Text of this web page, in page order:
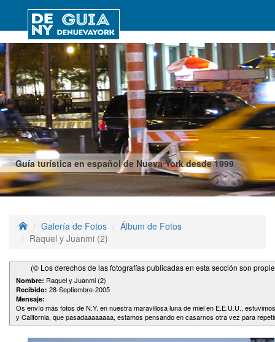
Guía turística en español de Nueva York desde 1999
Galería de Fotos
Álbum de Fotos
Raquel y Juanmi (2)
(© Los derechos de las fotografías publicadas en esta sección son
Nombre: Raquel y Juanmi (2)
Recibido: 28-Septiembre-2005
Mensaje:
Os envío más fotos de N.Y. en nuestra maravillosa luna de miel en E.E.U.U.,
y California, que pasadaaaaaaaa, estamos pensando en casarnos otra vez para